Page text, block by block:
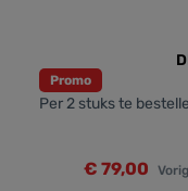
Promo
Per 2 stuks te
€ 79,00